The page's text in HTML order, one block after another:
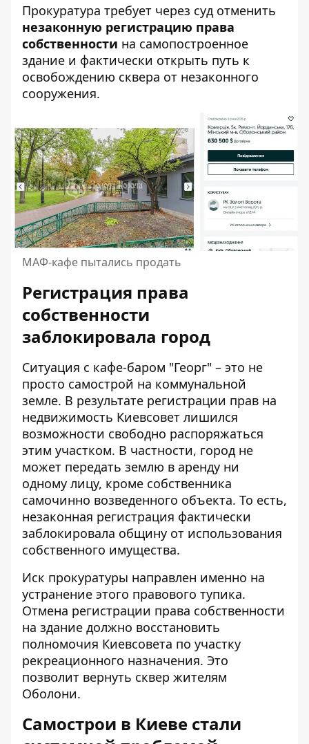
Прокуратура требует через суд отменить
незаконную регистрацию права
собственности на самопостроенное
здание и фактически открыть путь к
освобождению сквера от незаконного
сооружения.
МАФ-кафе пытались продать
Регистрация права
собственности
заблокировала город
Ситуация с кафе-баром "Георг" – это не
просто самострой на коммунальной
земле. В результате регистрации прав на
недвижимость Киевсовет лишился
возможности свободно распоряжаться
этим участком. В частности, город не
может передать землю в аренду ни
одному лицу, кроме собственника
самочинно возведенного объекта. То есть,
незаконная регистрация фактически
заблокировала общину от использования
собственного имущества.
Иск прокуратуры направлен именно на
устранение этого правового тупика.
Отмена регистрации права собственности
на здание должно восстановить
полномочия Киевсовета по участку
рекреационного назначения. Это
позволит вернуть сквер жителям
Оболони.
Самострои в Киеве стали